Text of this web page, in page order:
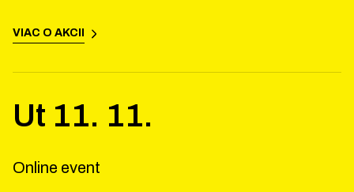
VIAC O AKCII
Ut 11. 11.
Online event